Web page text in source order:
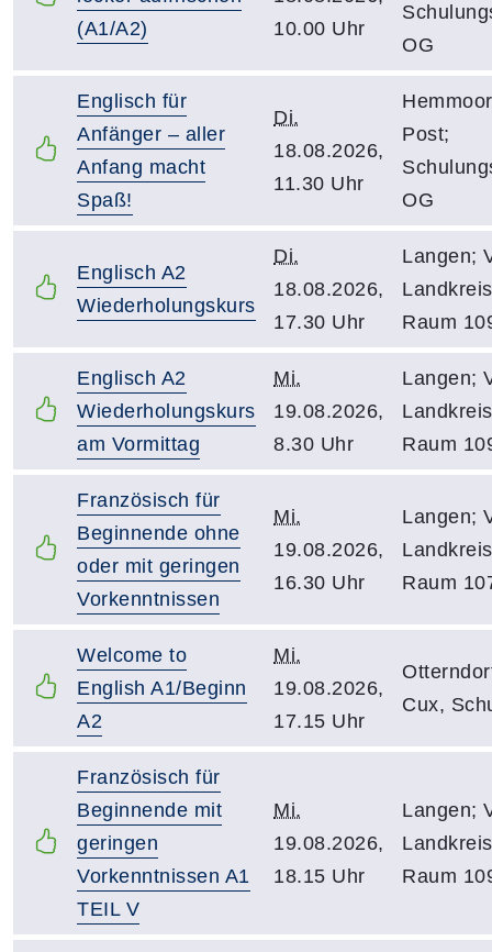
(A1/A2)
10.00 Uhr
OG
Englisch für
Anfänger – aller
Anfang macht
Spaß!
Di.
18.08.2026,
11.30 Uhr
Post;
OG
Englisch A2
Wiederholungskurs
Di.
18.08.2026,
17.30 Uhr
Langen;
Raum
Englisch A2
Wiederholungskurs
am Vormittag
Mi.
19.08.2026,
8.30 Uhr
Langen;
Raum
Französisch für
Beginnende ohne
oder mit geringen
Vorkenntnissen
Mi.
19.08.2026,
16.30 Uhr
Langen;
Raum
Welcome to
English A1/Beginn
A2
Mi.
19.08.2026,
17.15 Uhr
Cux,
Französisch für
Beginnende mit
geringen
Vorkenntnissen A1
TEIL V
Mi.
19.08.2026,
18.15 Uhr
Langen;
Raum